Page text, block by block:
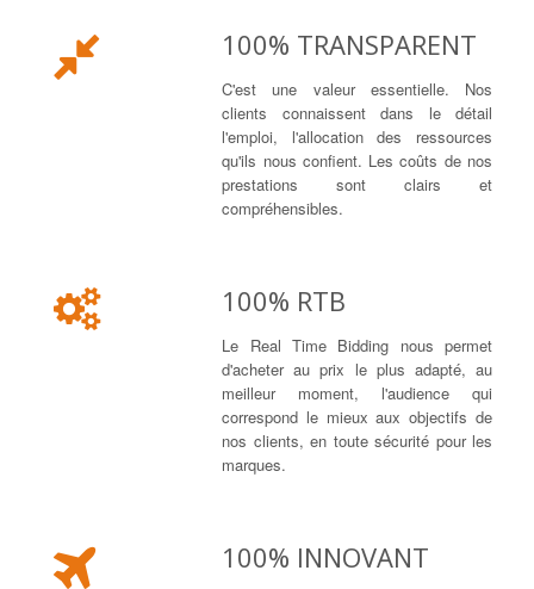
100% TRANSPARENT
C'est une valeur essentielle. Nos
clients connaissent dans le détail
l'emploi, l'allocation des ressources
qu'ils nous confient. Les coûts de nos
prestations sont clairs et
compréhensibles.
100% RTB
Le Real Time Bidding nous permet
d'acheter au prix le plus adapté, au
meilleur moment, l'audience qui
correspond le mieux aux objectifs de
nos clients, en toute sécurité pour les
marques.
100% INNOVANT